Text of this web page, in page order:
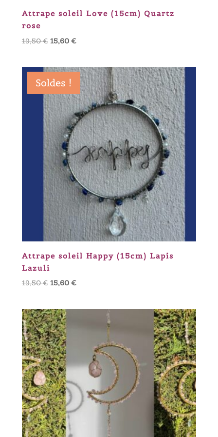
Attrape soleil Love (15cm) Quartz
rose
19,50€ Le
était :
19,50 €.
15,60 €Le
est :
15,60 €.
Soldes !
Attrape soleil Happy (15cm) Lapis
Lazuli
19,50€ Le
était :
19,50 €.
15,60 €Le